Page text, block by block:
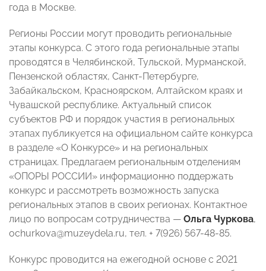
года в Москве.
Регионы России могут проводить региональные
этапы конкурса. С этого года региональные этапы
проводятся в Челябинской, Тульской, Мурманской,
Пензенской областях, Санкт-Петербурге,
Забайкальском, Красноярском, Алтайском краях и
Чувашской республике. Актуальный список
субъектов РФ и порядок участия в региональных
этапах публикуется на официальном сайте конкурса
в разделе «О Конкурсе» и на региональных
страницах. Предлагаем региональным отделениям
«ОПОРЫ РОССИИ» информационно поддержать
конкурс и рассмотреть возможность запуска
региональных этапов в своих регионах. Контактное
лицо по вопросам сотрудничества — Ольга Чуркова,
ochurkova@muzeydela.ru, тел. + 7(926) 567-48-85.
Конкурс проводится на ежегодной основе с 2021